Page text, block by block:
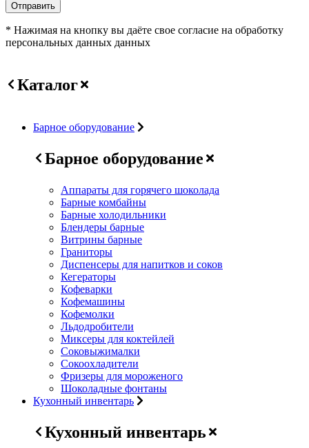
Отправить
* Нажимая на кнопку вы даёте свое согласие на обработку
персональных данных данных
Каталог
Барное оборудование
Барное оборудование
Аппараты для горячего шоколада
Барные комбайны
Барные холодильники
Блендеры барные
Витрины барные
Граниторы
Диспенсеры для напитков и соков
Кегераторы
Кофеварки
Кофемашины
Кофемолки
Льдодробители
Миксеры для коктейлей
Соковыжималки
Сокоохладители
Фризеры для мороженого
Шоколадные фонтаны
Кухонный инвентарь
Кухонный инвентарь